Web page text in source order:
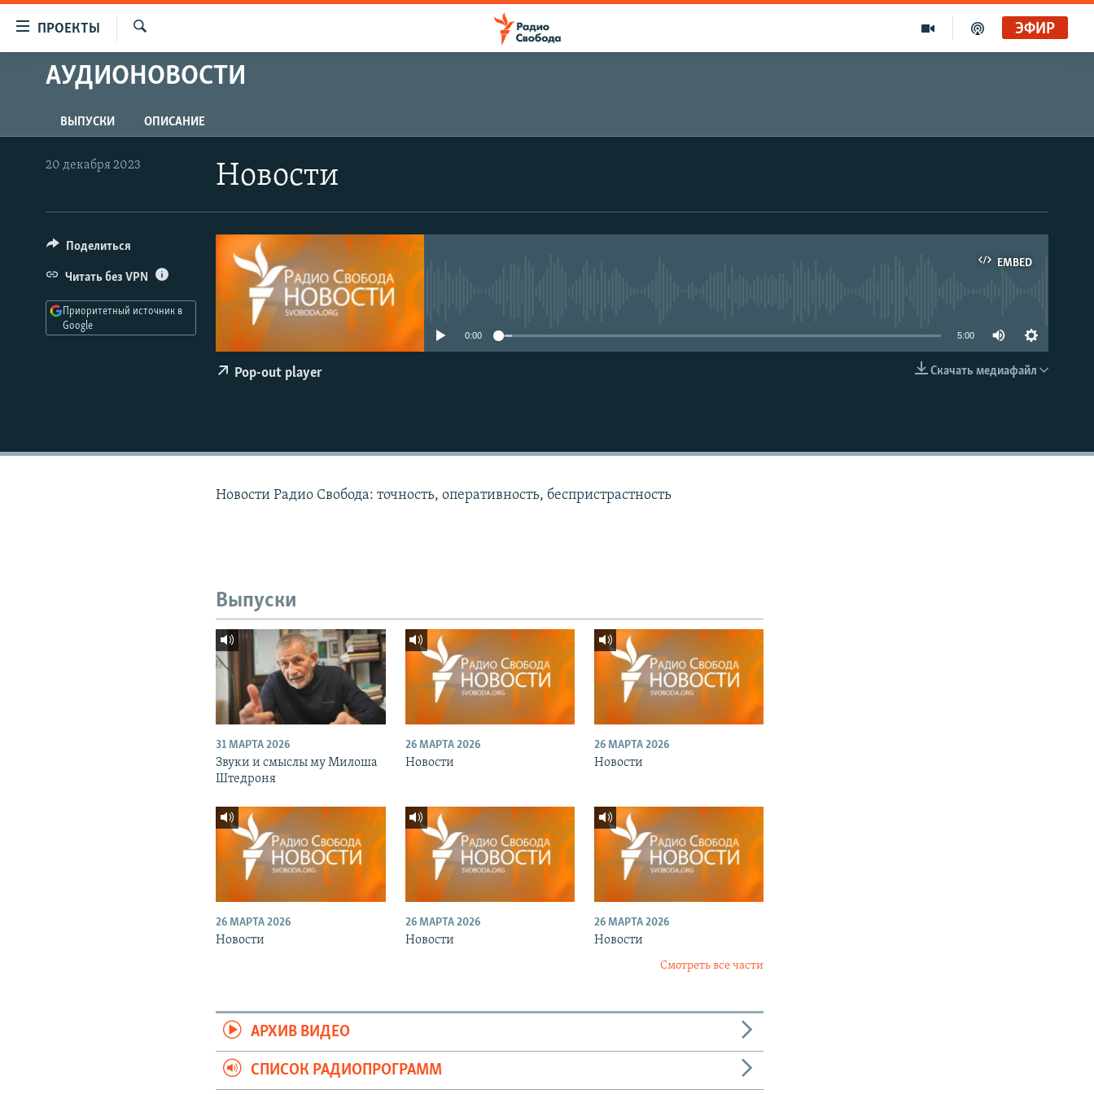
упрощенного
доступа
Вернуться
к
основному
главной
Вернутся
ПРОЕКТЫ
ПРОГРАММЫ
АВТОРСКИЕ ПРОЕКТЫ
ЦИТАТЫ СВОБОДЫ
IDEL.РЕАЛИИ
КАВКАЗ.РЕАЛИИ
СЕВЕР.РЕАЛИИ
СИБИРЬ.РЕАЛИИ
ЭФИР
АУДИОНОВОСТИ
ВЫПУСКИ ОПИСАНИЕ
Новости
20 декабря 2023
EMBED
EMBED
0:00 5:00
Скачать медиафайл
Pop-out player
Поделиться
Читать без VPN
Приоритетный источник в
Google
Новости Радио Свобода: точность, оперативность, беспристрастность
Выпуски
31 МАРТА 2026
Звуки и смыслы му Милоша
Штедроня
26 МАРТА 2026
Новости
26 МАРТА 2026
Новости
26 МАРТА 2026
Новости
26 МАРТА 2026
Новости
26 МАРТА 2026
Новости
Смотреть все части
АРХИВ ВИДЕО
СПИСОК РАДИОПРОГРАММ